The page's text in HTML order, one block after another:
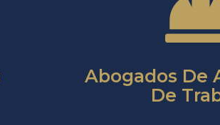
Abogados De
De